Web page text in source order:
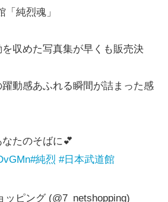
純烈魂」
収めた写真集が早くも販売決
動感あふれる瞬間が詰まった感
なたのそばに💕
#純烈 #日本武道館
ッピング (@7_netshopping)